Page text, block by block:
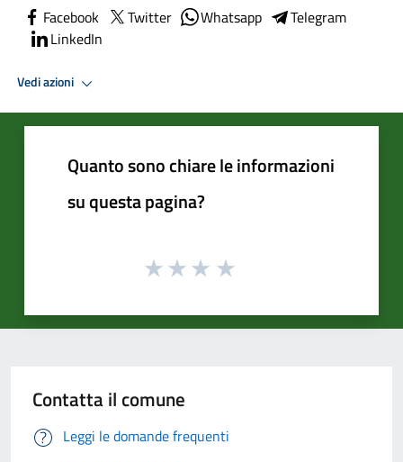
Facebook Twitter Whatsapp
Telegram
LinkedIn
Vedi azioni
Quanto sono chiare le informazioni
su questa pagina?
Contatta il comune
Leggi le domande frequenti